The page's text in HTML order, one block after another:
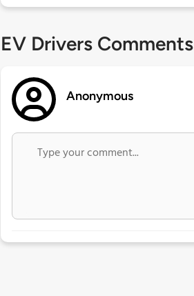
EV Drivers Comments
Anonymous